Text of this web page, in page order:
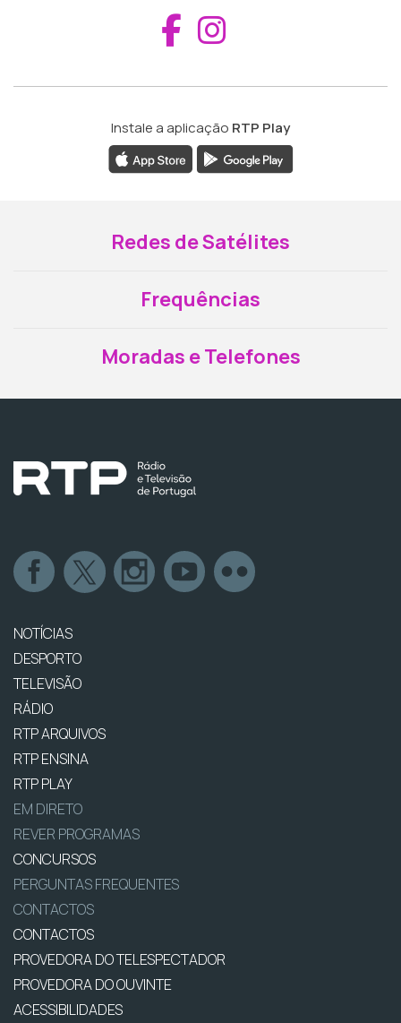
Aceder ao
Instale a aplicação RTP Play
Redes de Satélites
Frequências
Moradas e Telefones
NOTÍCIAS
DESPORTO
TELEVISÃO
RÁDIO
RTP ARQUIVOS
RTP ENSINA
RTP PLAY
EM DIRETO
REVER PROGRAMAS
CONCURSOS
PERGUNTAS FREQUENTES
CONTACTOS
CONTACTOS
PROVEDORA DO TELESPECTADOR
PROVEDORA DO OUVINTE
ACESSIBILIDADES